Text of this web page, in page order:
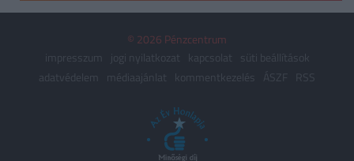
© 2026 Pénzcentrum
impresszum
jogi nyilatkozat kapcsolat
süti beállítások
adatvédelem
médiaajánlat kommentkezelés ÁSZF RSS